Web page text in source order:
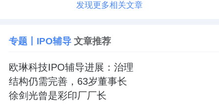
发现更多相关文章
专题丨IPO辅导文章推荐
欧琳科技IPO辅导进展：治理
结构仍需完善，63岁董事长
徐剑光曾是彩印厂厂长